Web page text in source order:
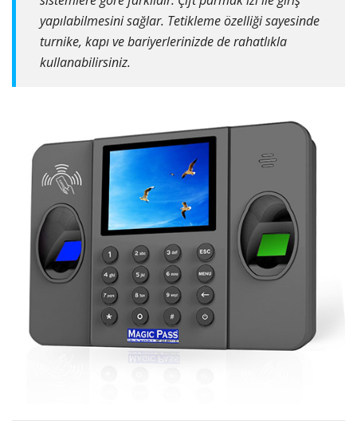
yapılabilmesini sağlar. Tetikleme özelliği sayesinde
turnike, kapı ve bariyerlerinizde de rahatlıkla
kullanabilirsiniz.